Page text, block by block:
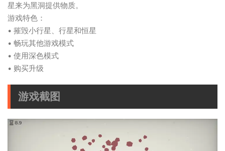
星来为黑洞提供物质。
游戏特色：
• 摧毁小行星、行星和恒星
• 畅玩其他游戏模式
• 使用深色模式
• 购买升级
游戏截图